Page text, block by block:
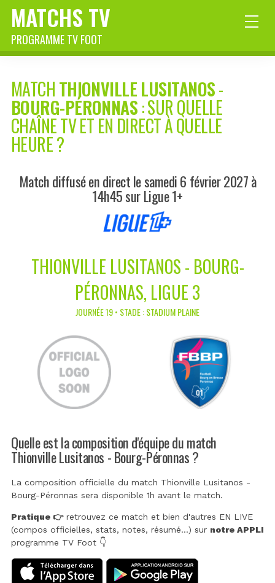
MATCHS TV
PROGRAMME TV FOOT
MATCHTHIONVILLE LUSITANOS-
BOURG-PÉRONNAS: SUR QUELLE
CHAÎNE TV ET EN DIRECT À QUELLE
HEURE ?
Match diffusé en direct le samedi 6 février 2027 à
14h45 sur Ligue 1+
THIONVILLE LUSITANOS - BOURG-
PÉRONNAS, LIGUE 3
JOURNÉE 19 • STADE : STADIUM PLAINE
Quelle est la composition d'équipe du match
Thionville Lusitanos - Bourg-Péronnas ?
La composition officielle du match Thionville Lusitanos -
Bourg-Péronnas sera disponible 1h avant le match.
Pratique 👉retrouvez ce match et bien d'autres EN LIVE
(compos officielles, stats, notes, résumé...) sur notre APPLI
programme TV Foot 👇